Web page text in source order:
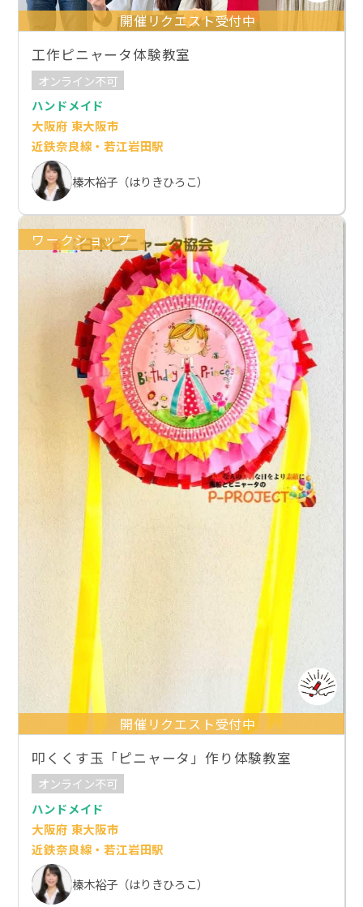
開催リクエスト受付中
工作ピニャータ体験教室
オンライン不可
ハンドメイド
大阪府 東大阪市
近鉄奈良線・若江岩田駅
榛木裕子（はりきひろこ）
ワークショップ
開催リクエスト受付中
叩くくす玉「ピニャータ」作り体験教室
オンライン不可
ハンドメイド
大阪府 東大阪市
近鉄奈良線・若江岩田駅
榛木裕子（はりきひろこ）